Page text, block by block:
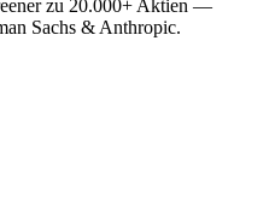
zu 20.000+ Aktien —
Sachs & Anthropic.